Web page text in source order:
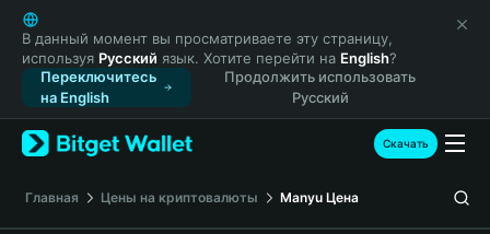
English
日本語
Tiếng Việt
Русский
Español (Latinoamérica)
Türkçe
Français
Deutsch
В данный момент вы просматриваете эту страницу,
используя Русский язык. Хотите перейти на English?
Переключитесь
на English
Продолжить использовать
Русский
Скачать
Главная Цены на криптовалюты Manyu Цена